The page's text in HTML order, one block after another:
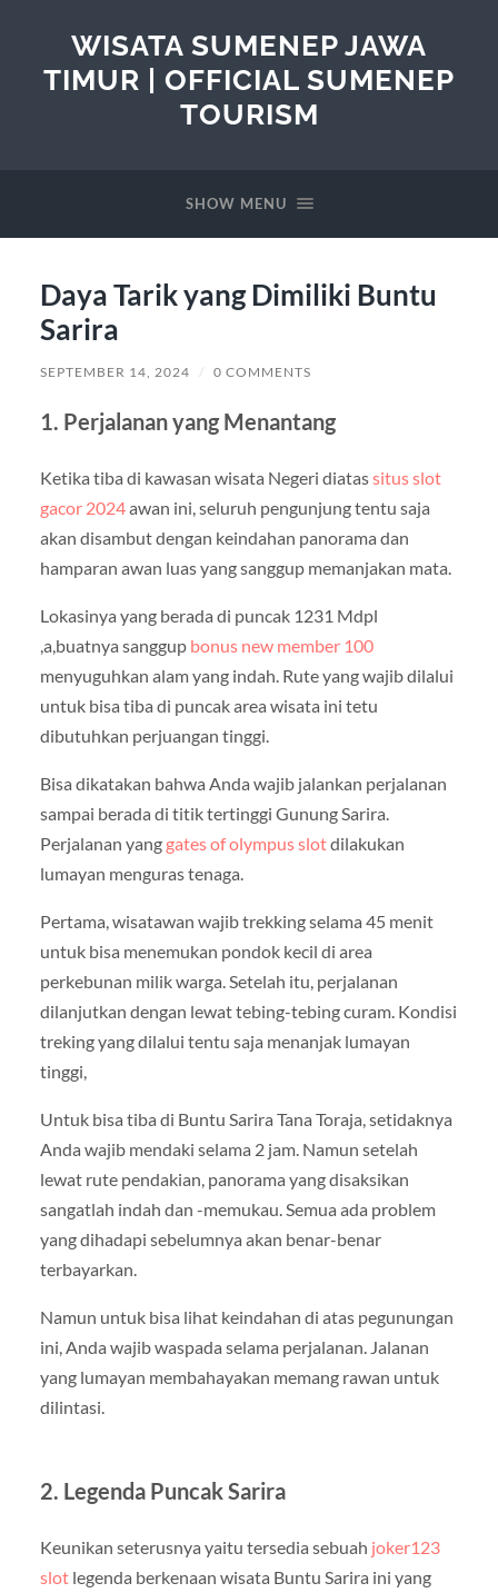
WISATA SUMENEP JAWA
TIMUR | OFFICIAL SUMENEP
TOURISM
SHOW MENU
Daya Tarik yang Dimiliki Buntu
Sarira
SEPTEMBER 14, 2024 / 0 COMMENTS
1. Perjalanan yang Menantang
Ketika tiba di kawasan wisata Negeri diatassitus slot
gacor 2024awan ini, seluruh pengunjung tentu saja
akan disambut dengan keindahan panorama dan
hamparan awan luas yang sanggup memanjakan mata.
Lokasinya yang berada di puncak 1231 Mdpl
,a,buatnya sanggup bonus new member 100
menyuguhkan alam yang indah. Rute yang wajib dilalui
untuk bisa tiba di puncak area wisata ini tetu
dibutuhkan perjuangan tinggi.
Bisa dikatakan bahwa Anda wajib jalankan perjalanan
sampai berada di titik tertinggi Gunung Sarira.
Perjalanan yang gates of olympus slotdilakukan
lumayan menguras tenaga.
Pertama, wisatawan wajib trekking selama 45 menit
untuk bisa menemukan pondok kecil di area
perkebunan milik warga. Setelah itu, perjalanan
dilanjutkan dengan lewat tebing-tebing curam. Kondisi
treking yang dilalui tentu saja menanjak lumayan
tinggi,
Untuk bisa tiba di Buntu Sarira Tana Toraja, setidaknya
Anda wajib mendaki selama 2 jam. Namun setelah
lewat rute pendakian, panorama yang disaksikan
sangatlah indah dan -memukau. Semua ada problem
yang dihadapi sebelumnya akan benar-benar
terbayarkan.
Namun untuk bisa lihat keindahan di atas pegunungan
ini, Anda wajib waspada selama perjalanan. Jalanan
yang lumayan membahayakan memang rawan untuk
dilintasi.
2. Legenda Puncak Sarira
Keunikan seterusnya yaitu tersedia sebuah joker123
slotlegenda berkenaan wisata Buntu Sarira ini yang